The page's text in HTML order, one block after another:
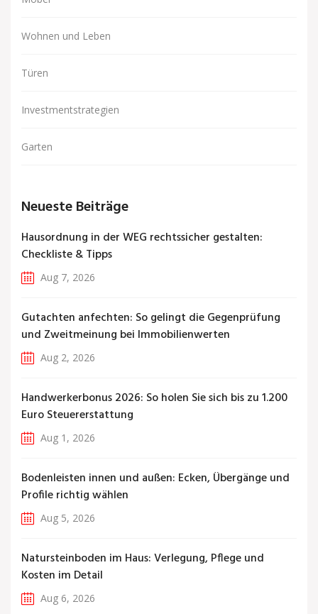
Wohnen und Leben
Türen
Investmentstrategien
Garten
Neueste Beiträge
Hausordnung in der WEG rechtssicher gestalten:
Checkliste & Tipps
Aug 7, 2026
Gutachten anfechten: So gelingt die Gegenprüfung
und Zweitmeinung bei Immobilienwerten
Aug 2, 2026
Handwerkerbonus 2026: So holen Sie sich bis zu 1.200
Euro Steuererstattung
Aug 1, 2026
Bodenleisten innen und außen: Ecken, Übergänge und
Profile richtig wählen
Aug 5, 2026
Natursteinboden im Haus: Verlegung, Pflege und
Kosten im Detail
Aug 6, 2026